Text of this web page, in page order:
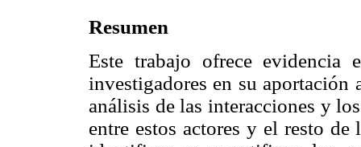
Resumen
Este trabajo ofrece evidencia
investigadores en su
análisis de las interacciones y
entre estos actores y el resto de